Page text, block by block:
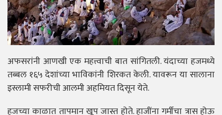
अफसरांनी आणखी एक महत्त्वाची बात सांगितली. यंदाच्या हजमध्ये
तब्बल १६५ देशांच्या भाविकांनी शिरकत केली. यावरून या सालाना
इस्लामी सफरीची आलमी अहमियत दिसून येते.
हजच्या काळात तापमान खूप जास्त होते. हाजींना गर्मीचा त्रास होऊ